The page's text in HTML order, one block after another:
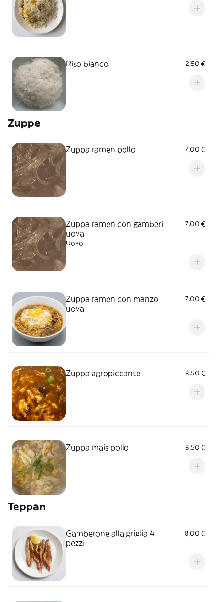
Riso bianco 2,50 €
Zuppe
Zuppa ramen pollo 7,00 €
Zuppa ramen con gamberi
uova
7,00 €
Uovo
Zuppa ramen con manzo
uova
7,00 €
Zuppa agropiccante 3,50 €
Zuppa mais pollo 3,50 €
Teppan
Gamberone alla griglia 4
pezzi
8,00 €